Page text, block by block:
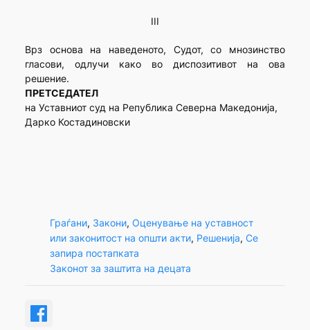
III
Врз основа на наведеното, Судот, со мнозинство
гласови, одлучи како во диспозитивот на ова
решение.
ПРЕТСЕДАТЕЛ
на Уставниот суд на Република Северна Македонија,
Дарко Костадиновски
Граѓани, Закони, Оценување на уставност
или законитост на општи акти, Решенија, Се
запира постапката
Законот за заштита на децата